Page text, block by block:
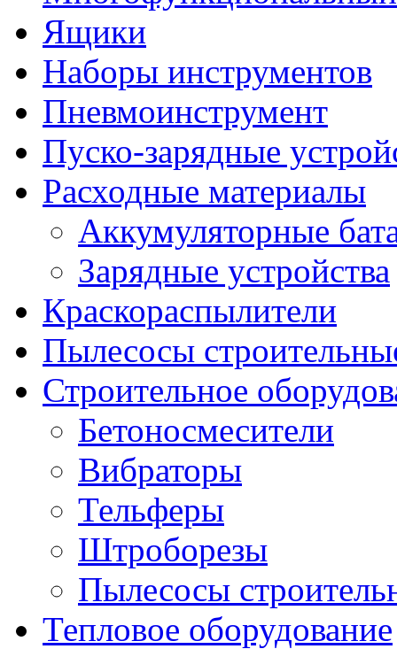
Ящики
Наборы инструментов
Пневмоинструмент
Пуско-зарядные
Расходные материалы
Аккумуляторные
Зарядные устройства
Краскораспылители
Пылесосы
Строительное
Бетоносмесители
Вибраторы
Тельферы
Штроборезы
Пылесосы
Тепловое оборудование